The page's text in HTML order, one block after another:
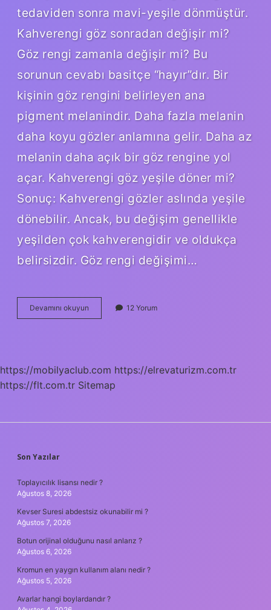
tedaviden sonra mavi-yeşile dönmüştür.
Kahverengi göz sonradan değişir mi?
Göz rengi zamanla değişir mi? Bu
sorunun cevabı basitçe “hayır”dır. Bir
kişinin göz rengini belirleyen ana
pigment melanindir. Daha fazla melanin
daha koyu gözler anlamına gelir. Daha az
melanin daha açık bir göz rengine yol
açar. Kahverengi göz yeşile döner mi?
Sonuç: Kahverengi gözler aslında yeşile
dönebilir. Ancak, bu değişim genellikle
yeşilden çok kahverengidir ve oldukça
belirsizdir. Göz rengi değişimi…
Devamını okuyun Kahverengi
Göz
12 Yorum
https://mobilyaclub.com https://elrevaturizm.com.tr
https://flt.com.tr Sitemap
SIDEBAR
Son Yazılar
Toplayıcılık lisansı nedir ?
Ağustos 8, 2026
Kevser Suresi abdestsiz okunabilir mi ?
Ağustos 7, 2026
Botun orijinal olduğunu nasıl anlarız ?
Ağustos 6, 2026
Kromun en yaygın kullanım alanı nedir ?
Ağustos 5, 2026
Avarlar hangi boylardandır ?